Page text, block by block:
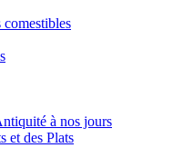
à nos jours
et des Plats